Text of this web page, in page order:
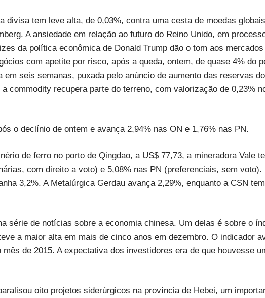
divisa tem leve alta, de 0,03%, contra uma cesta de moedas
A ansiedade em relação ao futuro do Reino Unido, em
da política econômica de Donald Trump dão o tom aos
com apetite por risco, após a queda, ontem, de quase 4% do
em seis semanas, puxada pelo anúncio de aumento das reservas
commodity recupera parte do terreno, com valorização de 0,23%
o declínio de ontem e avança 2,94% nas ON e 1,76% nas PN.
de ferro no porto de Qingdao, a US$ 77,73, a mineradora Vale
com direito a voto) e 5,08% nas PN (preferenciais, sem voto).
3,2%. A Metalúrgica Gerdau avança 2,29%, enquanto a CSN
série de notícias sobre a economia chinesa. Um delas é sobre o
a maior alta em mais de cinco anos em dezembro. O indicador
de 2015. A expectativa dos investidores era de que houvesse
oito projetos siderúrgicos na província de Hebei, um